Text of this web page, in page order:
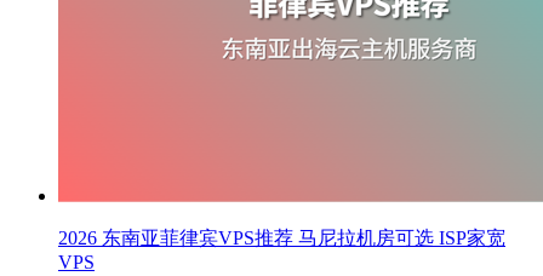
2026 东南亚菲律宾VPS推荐 马尼拉机房可选 ISP家宽
VPS